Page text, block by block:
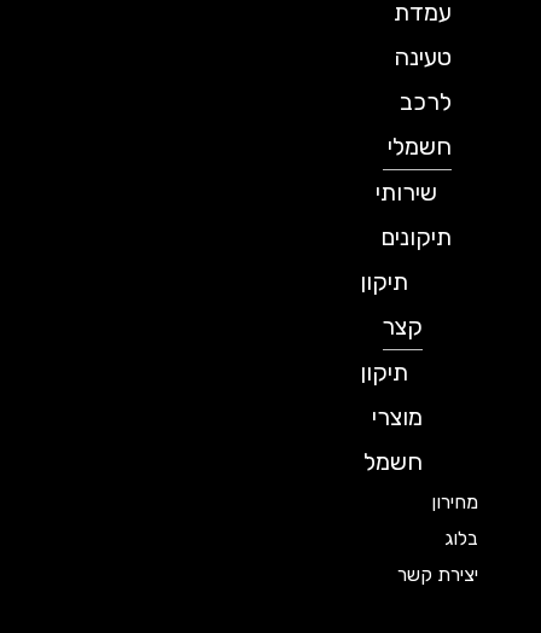
עמדת
טעינה
לרכב
חשמלי
שירותי
תיקונים
תיקון
תיקון
מוצרי
חשמל
מחירון
יצירת קשר